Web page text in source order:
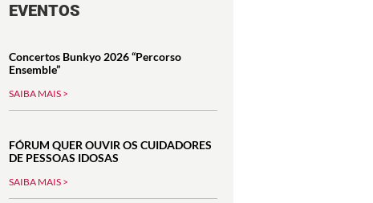
EVENTOS
Concertos Bunkyo 2026 “Percorso
Ensemble”
SAIBA MAIS >
FÓRUM QUER OUVIR OS CUIDADORES
DE PESSOAS IDOSAS
SAIBA MAIS >